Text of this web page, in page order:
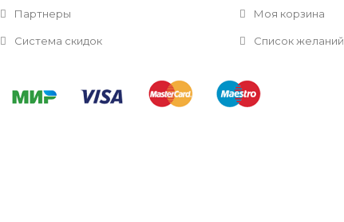
Партнеры
Система скидок
Моя корзина
Список желаний